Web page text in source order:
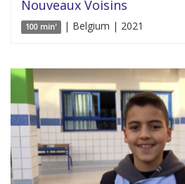
Nouveaux Voisins
100 min' | Belgium | 2021